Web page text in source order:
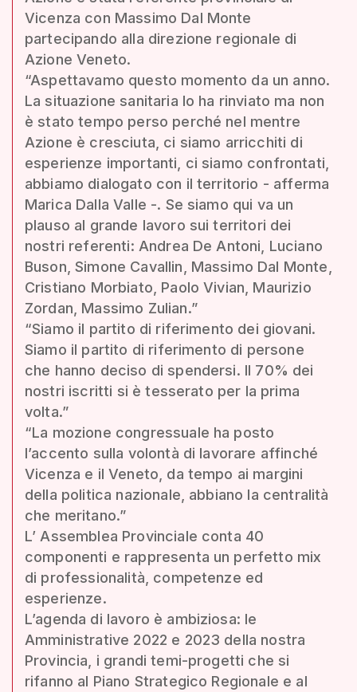
Vicenza con Massimo Dal Monte
partecipando alla direzione regionale di
Azione Veneto.
“Aspettavamo questo momento da un anno.
La situazione sanitaria lo ha rinviato ma non
è stato tempo perso perché nel mentre
Azione è cresciuta, ci siamo arricchiti di
esperienze importanti, ci siamo confrontati,
abbiamo dialogato con il territorio - afferma
Marica Dalla Valle -. Se siamo qui va un
plauso al grande lavoro sui territori dei
nostri referenti: Andrea De Antoni, Luciano
Buson, Simone Cavallin, Massimo Dal Monte,
Cristiano Morbiato, Paolo Vivian, Maurizio
Zordan, Massimo Zulian.”
“Siamo il partito di riferimento dei giovani.
Siamo il partito di riferimento di persone
che hanno deciso di spendersi. Il 70% dei
nostri iscritti si è tesserato per la prima
volta.”
“La mozione congressuale ha posto
l’accento sulla volontà di lavorare affinché
Vicenza e il Veneto, da tempo ai margini
della politica nazionale, abbiano la centralità
che meritano.”
L’ Assemblea Provinciale conta 40
componenti e rappresenta un perfetto mix
di professionalità, competenze ed
esperienze.
L’agenda di lavoro è ambiziosa: le
Amministrative 2022 e 2023 della nostra
Provincia, i grandi temi-progetti che si
rifanno al Piano Strategico Regionale e al